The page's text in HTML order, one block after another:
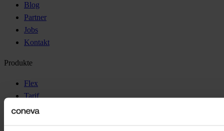
Blog
Partner
Jobs
Kontakt
Produkte
Flex
Tarif
Direktvermarktung